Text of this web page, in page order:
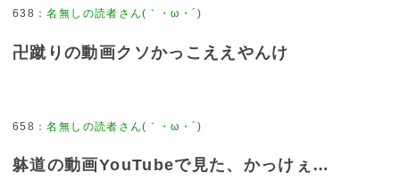
638 ：名無しの読者さん(｀・ω・´)
卍蹴りの動画クソかっこええやんけ
658 ：名無しの読者さん(｀・ω・´)
躰道の動画YouTubeで見た、かっけぇ…